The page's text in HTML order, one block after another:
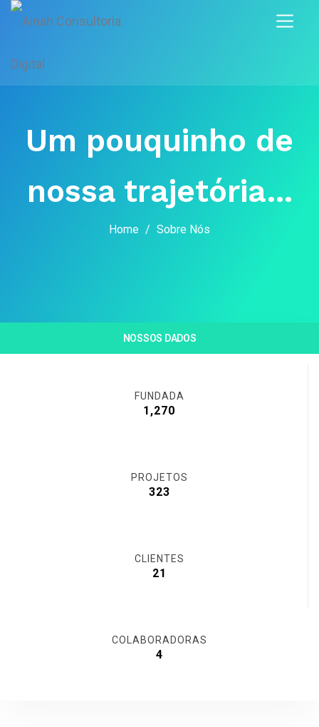
Um pouquinho de
nossa trajetória...
Home / Sobre Nós
NOSSOS DADOS
FUNDADA
1,547
PROJETOS
394
CLIENTES
26
COLABORADORAS
5